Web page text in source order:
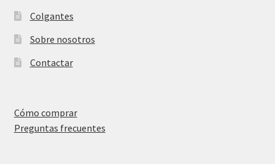
Colgantes
Sobre nosotros
Contactar
Cómo comprar
Preguntas frecuentes